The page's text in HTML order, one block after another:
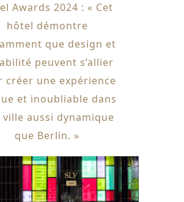
Awards 2024 : « Cet
hôtel démontre
que design et
peuvent s’allier
créer une expérience
et inoubliable dans
ville aussi dynamique
que Berlin. »